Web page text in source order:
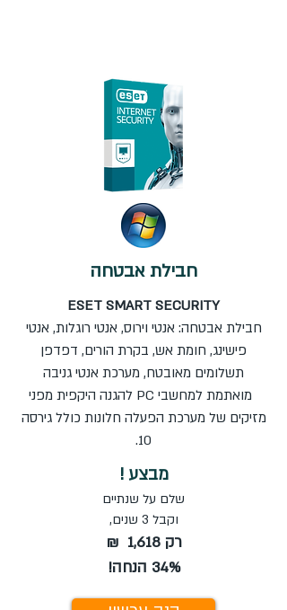
חבילת אבטחה
ESET SMART SECURITY
חבילת אבטחה: אנטי וירוס, אנטי רוגלות, אנטי
פישינג, חומת אש, בקרת הורים, דפדפן
תשלומים מאובטח, מערכת אנטי גניבה
מואתמת למחשבי PC להגנה היקפית מפני
מזיקים של מערכת הפעלה חלונות כולל גירסה
10.
מבצע !
שלם על שנתיים
וקבל 3 שנים,
רק 1,618 ₪
34% הנחה!